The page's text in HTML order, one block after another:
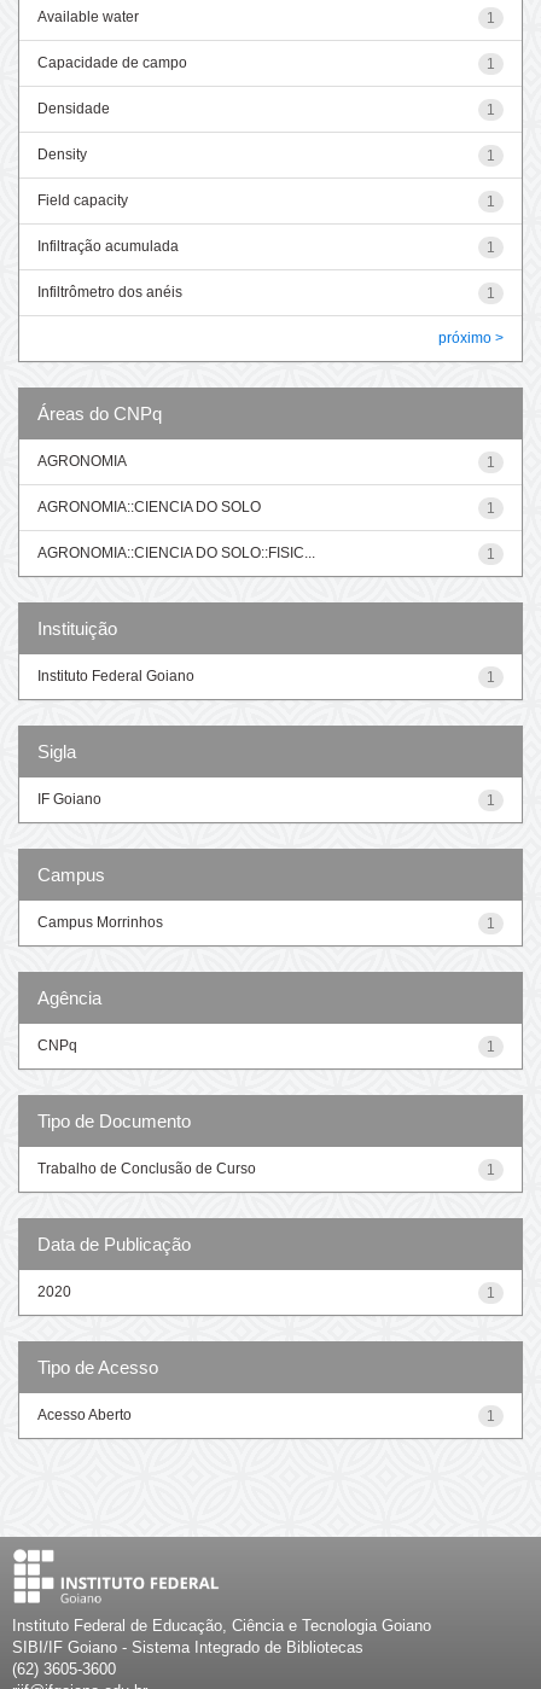
1
Available water
1
Capacidade de campo
1
Densidade
1
Density
1
Field capacity
1
Infiltração acumulada
1
Infiltrômetro dos anéis
próximo >
Áreas do CNPq
1
AGRONOMIA
1
AGRONOMIA::CIENCIA DO SOLO
1
AGRONOMIA::CIENCIA DO SOLO::FISIC...
Instituição
1
Instituto Federal Goiano
Sigla
1
IF Goiano
Campus
1
Campus Morrinhos
Agência
1
CNPq
Tipo de Documento
1
Trabalho de Conclusão de Curso
Data de Publicação
1
2020
Tipo de Acesso
1
Acesso Aberto
Instituto Federal de Educação, Ciência e Tecnologia Goiano
SIBI/IF Goiano - Sistema Integrado de Bibliotecas
(62) 3605-3600